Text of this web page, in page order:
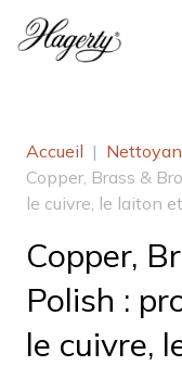
Accueil |
Copper, Brass &
le cuivre, le laiton
Copper,
Polish :
le cuivre,